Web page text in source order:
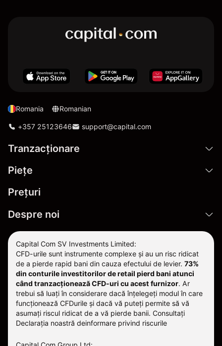
Romania Romanian
+357 25123646 support@capital.com
Tranzacționare
Pieţe
Prețuri
Despre noi
Capital Com SV Investments Limited:
CFD-urile sunt instrumente complexe și au un risc ridicat
de a pierde rapid bani din cauza efectului de levier. 73%
din conturile investitorilor de retail pierd bani atunci
când tranzacționează CFD-uri cu acest furnizor. Ar
trebui să luați în considerare dacă înțelegeți modul în care
funcționează CFDurile și dacă vă puteți permite să vă
asumați riscul ridicat de a vă pierde banii. Consultați
Declarația noastră deinformare privind riscurile